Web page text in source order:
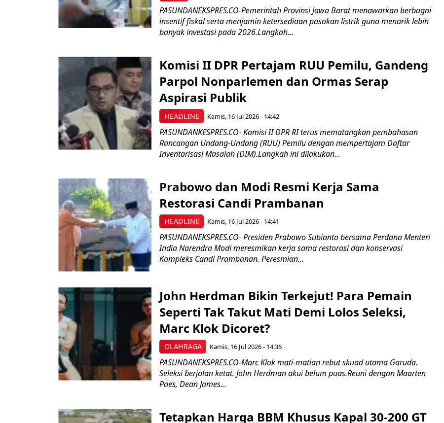
PASUNDANEKSPRES.CO-Pemerintah Provinsi Jawa Barat menawarkan berbagai
insentif fiskal serta menjamin ketersediaan pasokan listrik guna menarik lebih
banyak investasi pada 2026.Langkah...
HEADLINE
Komisi II DPR Pertajam RUU Pemilu, Gandeng
Parpol Nonparlemen dan Ormas Serap
Aspirasi Publik
Kamis, 16 Jul 2026 - 14:42
PASUNDANKESPRES.CO- Komisi II DPR RI terus mematangkan pembahasan
Rancangan Undang-Undang (RUU) Pemilu dengan mempertajam Daftar
Inventarisasi Masalah (DIM).Langkah ini dilakukan...
HEADLINE
Prabowo dan Modi Resmi Kerja Sama
Restorasi Candi Prambanan
Kamis, 16 Jul 2026 - 14:41
PASUNDANEKSPRES.CO- Presiden Prabowo Subianto bersama Perdana Menteri
India Narendra Modi meresmikan kerja sama restorasi dan konservasi
Kompleks Candi Prambanan. Peresmian...
OLAHRAGA
John Herdman Bikin Terkejut! Para Pemain
Seperti Tak Takut Mati Demi Lolos Seleksi,
Marc Klok Dicoret?
Kamis, 16 Jul 2026 - 14:36
PASUNDANEKSPRES.CO-Marc Klok mati-matian rebut skuad utama Garuda.
Seleksi berjalan ketat. John Herdman akui belum puas.Reuni dengan Maarten
Paes, Dean James...
Tetapkan Harga BBM Khusus Kapal 30-200 GT